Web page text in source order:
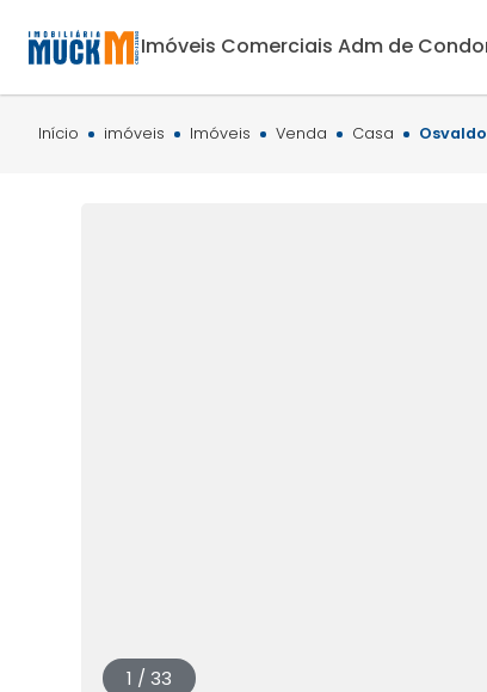
Imóveis Comerciais Adm de
Início imóveis Imóveis Venda Casa
1 / 33